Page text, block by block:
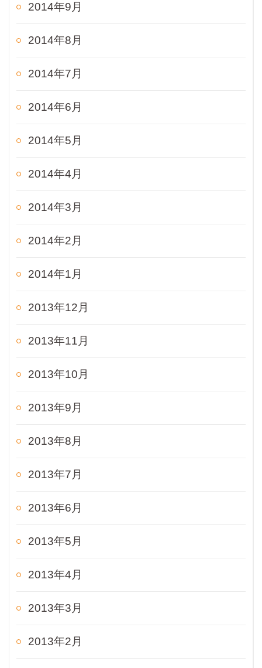
2014年9月
2014年8月
2014年7月
2014年6月
2014年5月
2014年4月
2014年3月
2014年2月
2014年1月
2013年12月
2013年11月
2013年10月
2013年9月
2013年8月
2013年7月
2013年6月
2013年5月
2013年4月
2013年3月
2013年2月